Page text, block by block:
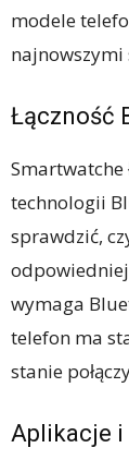
modele
Łączność
Smartwatche
technologii
sprawdzić,
wymaga
telefon ma
stanie
Aplikacje